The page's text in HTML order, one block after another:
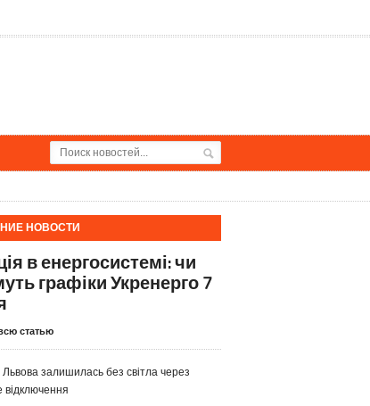
НОВОСТИ
в енергосистемі: чи
графіки Укренерго 7
статью
залишилась без світла через
відключення